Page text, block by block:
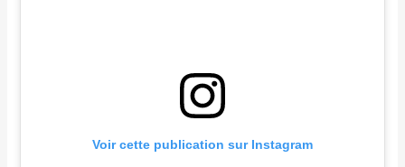
Voir cette publication sur Instagram